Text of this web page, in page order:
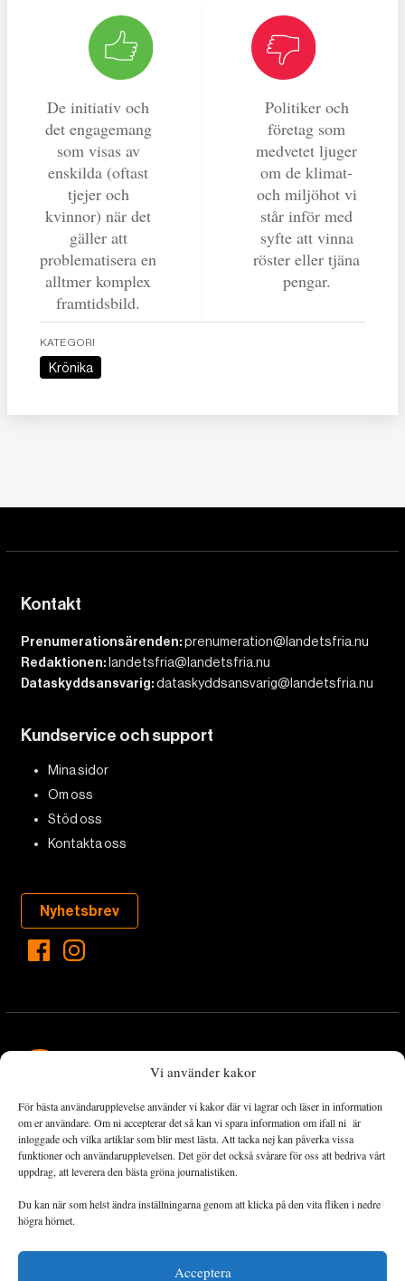
Vi använder kakor
För bästa användarupplevelse använder vi kakor där vi lagrar och läser in information
om er användare. Om ni accepterar det så kan vi spara information om ifall ni är
inloggade och vilka artiklar som blir mest lästa. Att tacka nej kan påverka vissa
funktioner och användarupplevelsen. Det gör det också svårare för oss att bedriva vårt
uppdrag, att leverera den bästa gröna journalistiken.
Du kan när som helst ändra inställningarna genom att klicka på den vita fliken i nedre
högra hörnet.
Acceptera
De initiativ och
det engagemang
som visas av
enskilda (oftast
tjejer och
kvinnor) när det
gäller att
problematisera en
alltmer komplex
framtidsbild.
Politiker och
företag som
medvetet ljuger
om de klimat-
och miljöhot vi
står inför med
syfte att vinna
röster eller tjäna
pengar.
KATEGORI
Krönika
Kontakt
Prenumerationsärenden:prenumeration@landetsfria.nu
Redaktionen: landetsfria@landetsfria.nu
Dataskyddsansvarig:dataskyddsansvarig@landetsfria.nu
Kundservice och support
Mina sidor
Om oss
Stöd oss
Kontakta oss
Nyhetsbrev
Landets Fria Tidning är en nyhetstidning med bred bevakning av
det viktigaste som händer lokalt och globalt och med fokus på
omställningsrörelsen. En omställning till ett hållbart samhälle går
både via starka och lika rättigheter för alla människor, minskade
ekonomiska och sociala klyftor, samt utrymme för allt levande att
utvecklas och frodas.